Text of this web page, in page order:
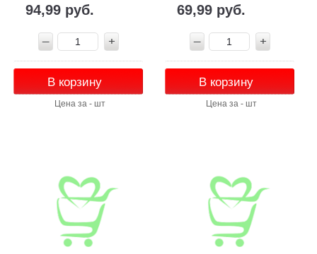
94,99 руб.
В корзину
Цена за - шт
69,99 руб.
В корзину
Цена за - шт